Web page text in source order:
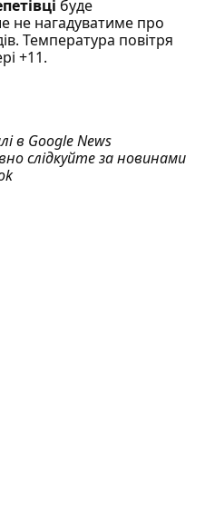
буде
не нагадуватиме про
Температура повітря
+11.
в Google News
слідкуйте за новинами